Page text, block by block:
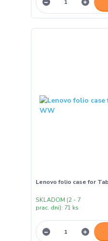
Lenovo folio case for
SKLADOM (2 - 7
prac. dni): 71 ks